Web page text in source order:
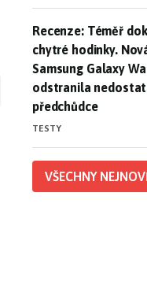
Recenze: Téměř
Recenze: Téměř
chytré hodinky.
Samsung Galaxy
odstranila
předchůdce
TESTY
VŠECHNY